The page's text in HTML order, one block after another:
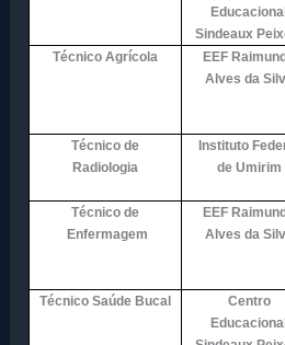
Educacional
Sindeaux
Técnico Agrícola
EEF
Alves da
Técnico de
Radiologia
Instituto
de Umirim
Técnico de
Enfermagem
EEF
Alves da
Técnico Saúde Bucal
Centro
Educacional